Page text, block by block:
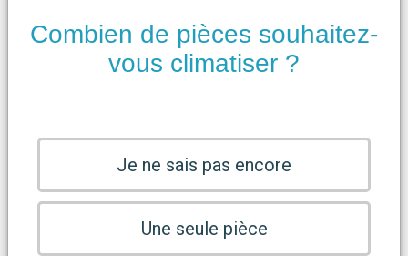
Combien de pièces souhaitez-
vous climatiser ?
Je ne sais pas encore
Une seule pièce